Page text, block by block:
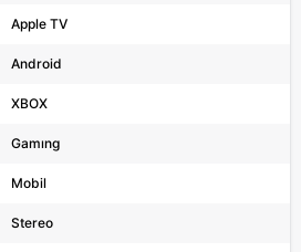
Apple TV
Android
XBOX
Gamıng
Mobil
Stereo